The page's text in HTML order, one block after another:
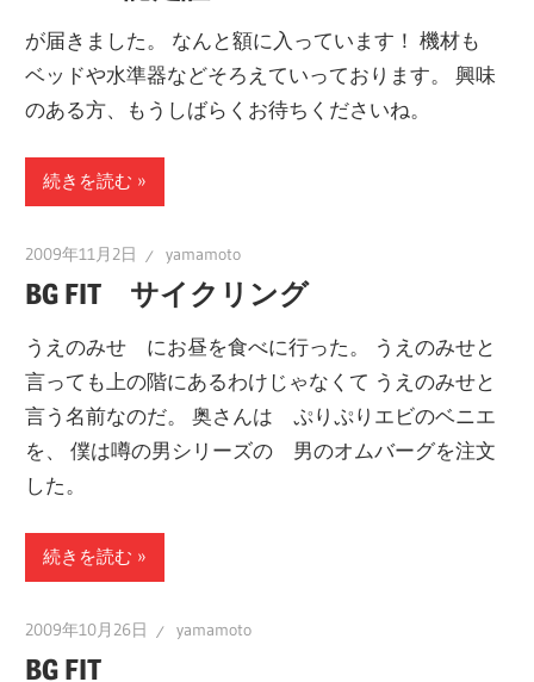
が届きました。 なんと額に入っています！ 機材も
ベッドや水準器などそろえていっております。 興味
のある方、もうしばらくお待ちくださいね。
続きを読む
2009年11月2日 yamamoto
BG FIT サイクリング
うえのみせ にお昼を食べに行った。 うえのみせと
言っても上の階にあるわけじゃなくて うえのみせと
言う名前なのだ。 奥さんは ぷりぷりエビのベニエ
を、 僕は噂の男シリーズの 男のオムバーグを注文
した。
続きを読む
2009年10月26日 yamamoto
BG FIT